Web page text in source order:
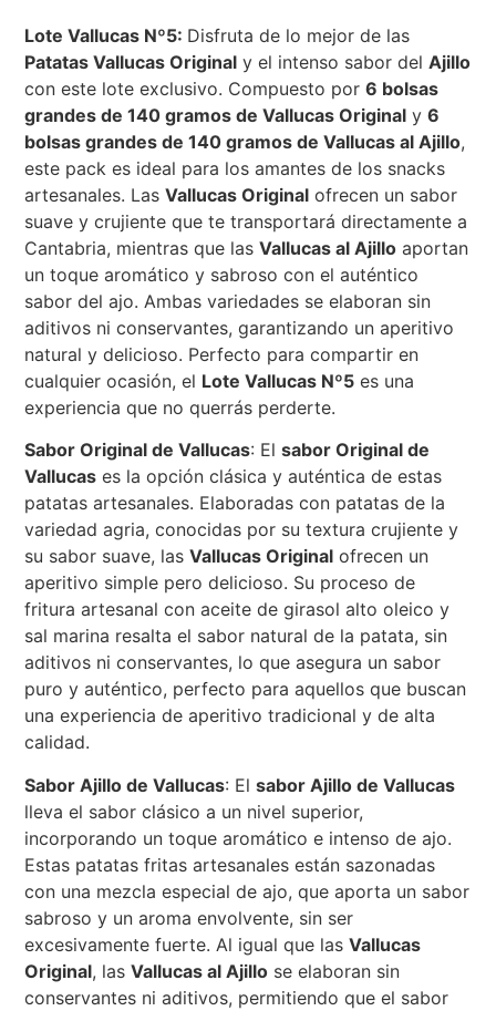
Lote Vallucas Nº5: Disfruta de lo mejor de las
Patatas Vallucas Original y el intenso sabor delAjillo
con este lote exclusivo. Compuesto por6 bolsas
grandes de 140 gramos de Vallucas Original y6
bolsas grandes de 140 gramos de Vallucas al Ajillo,
este pack es ideal para los amantes de los snacks
artesanales. LasVallucas Original ofrecen un sabor
suave y crujiente que te transportará directamente a
Cantabria, mientras que lasVallucas al Ajillo aportan
un toque aromático y sabroso con el auténtico
sabor del ajo. Ambas variedades se elaboran sin
aditivos ni conservantes, garantizando un aperitivo
natural y delicioso. Perfecto para compartir en
cualquier ocasión, el Lote Vallucas Nº5 es una
experiencia que no querrás perderte.
Sabor Original de Vallucas: Elsabor Original de
Vallucas es la opción clásica y auténtica de estas
patatas artesanales. Elaboradas con patatas de la
variedad agria, conocidas por su textura crujiente y
su sabor suave, lasVallucas Original ofrecen un
aperitivo simple pero delicioso. Su proceso de
fritura artesanal con aceite de girasol alto oleico y
sal marina resalta el sabor natural de la patata, sin
aditivos ni conservantes, lo que asegura un sabor
puro y auténtico, perfecto para aquellos que buscan
una experiencia de aperitivo tradicional y de alta
calidad.
Sabor Ajillo de Vallucas: Elsabor Ajillo de Vallucas
lleva el sabor clásico a un nivel superior,
incorporando un toque aromático e intenso de ajo.
Estas patatas fritas artesanales están sazonadas
con una mezcla especial de ajo, que aporta un sabor
sabroso y un aroma envolvente, sin ser
excesivamente fuerte. Al igual que lasVallucas
Original, lasVallucas al Ajillo se elaboran sin
conservantes ni aditivos, permitiendo que el sabor